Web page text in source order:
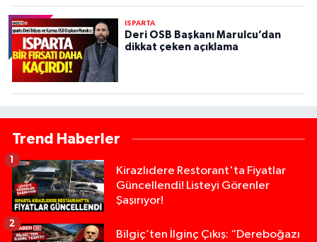
ISPARTA
Deri OSB Başkanı Marulcu’dan
dikkat çeken açıklama
Trend Haberler
Kirazlıdere Restorant'ta Fiyatlar
Güncellendi! Listeyi Görenler
Şaşırıyor!
1
Bilgiç’ten İlginç Çıkış: “Dereboğazı
2